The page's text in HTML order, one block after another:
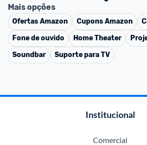
Mais opções
OfertasAmazon CuponsAmazon
Fone de ouvido
Home Theater
Soundbar
Suporte para TV
Institucional
Comercial